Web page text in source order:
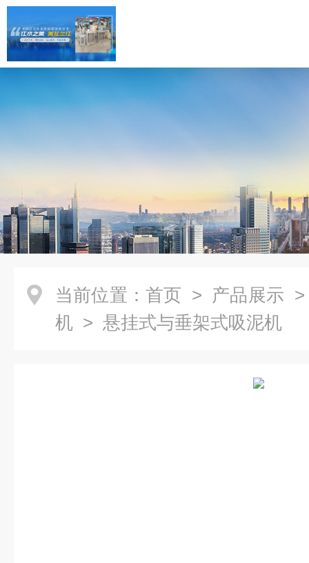
当前位置： 首页 > 产品展示
机 > 悬挂式与垂架式吸泥机